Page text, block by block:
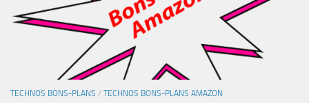
TECHNOS BONS-PLANS / TECHNOS BONS-PLANS AMAZON